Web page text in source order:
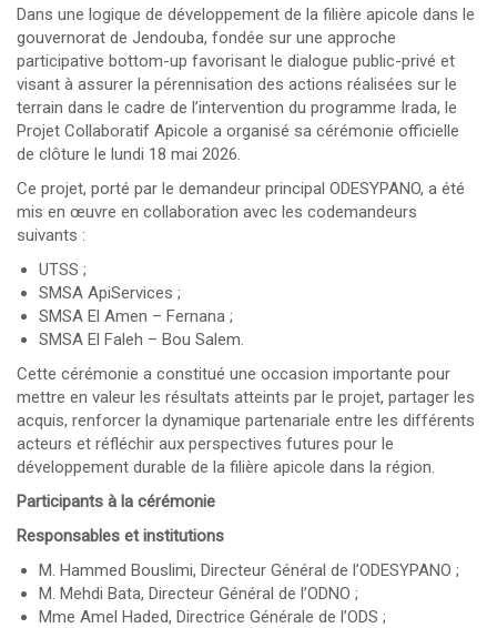
Dans une logique de développement de la filière apicole dans le
gouvernorat de Jendouba, fondée sur une approche
participative bottom-up favorisant le dialogue public-privé et
visant à assurer la pérennisation des actions réalisées sur le
terrain dans le cadre de l’intervention du programme Irada, le
Projet Collaboratif Apicole a organisé sa cérémonie officielle
de clôture le lundi 18 mai 2026.
Ce projet, porté par le demandeur principal ODESYPANO, a été
mis en œuvre en collaboration avec les codemandeurs
suivants :
UTSS ;
SMSA ApiServices ;
SMSA El Amen – Fernana ;
SMSA El Faleh – Bou Salem.
Cette cérémonie a constitué une occasion importante pour
mettre en valeur les résultats atteints par le projet, partager les
acquis, renforcer la dynamique partenariale entre les différents
acteurs et réfléchir aux perspectives futures pour le
développement durable de la filière apicole dans la région.
Participants à la cérémonie
Responsables et institutions
M. Hammed Bouslimi, Directeur Général de l’ODESYPANO ;
M. Mehdi Bata, Directeur Général de l’ODNO ;
Mme Amel Haded, Directrice Générale de l’ODS ;